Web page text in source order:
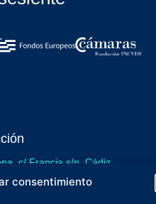
consentimiento
c/ Francia s/n. Cádiz
Core - Incubazul